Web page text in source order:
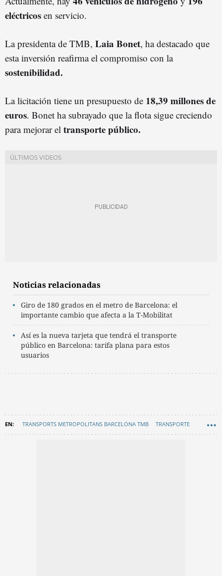
eléctricos en servicio.
La presidenta de TMB, Laia Bonet, ha destacado que
esta inversión reafirma el compromiso con la
sostenibilidad.
La licitación tiene un presupuesto de 18,39 millones de
euros. Bonet ha subrayado que la flota sigue creciendo
para mejorar el transporte público.
Noticias relacionadas
Giro de 180 grados en el metro de Barcelona: el
importante cambio que afecta a la T-Mobilitat
Así es la nueva tarjeta que tendrá el transporte
público en Barcelona: tarifa plana para estos
usuarios
TRANSPORTS METROPOLITANS BARCELONA TMB TRANSPORTE